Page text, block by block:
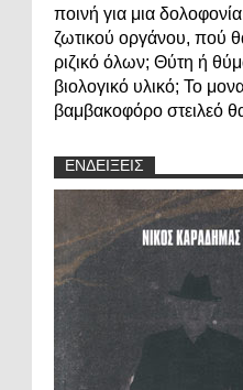
ποινή για μια
ζωτικού οργάνου, πού
ριζικό όλων; Θύτη ή
βιολογικό υλικό; Το
βαμβακοφόρο στειλεό
ΕΝΔΕΙΞΕΙΣ